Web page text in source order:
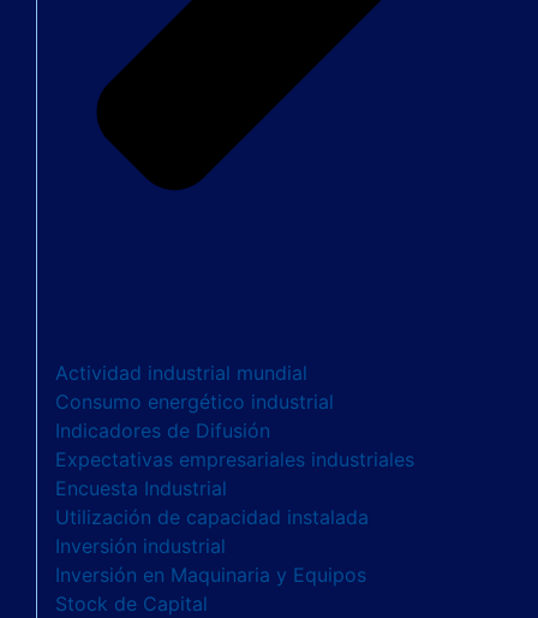
Actividad industrial mundial
Consumo energético industrial
Indicadores de Difusión
Expectativas empresariales industriales
Encuesta Industrial
Utilización de capacidad instalada
Inversión industrial
Inversión en Maquinaria y Equipos
Stock de Capital